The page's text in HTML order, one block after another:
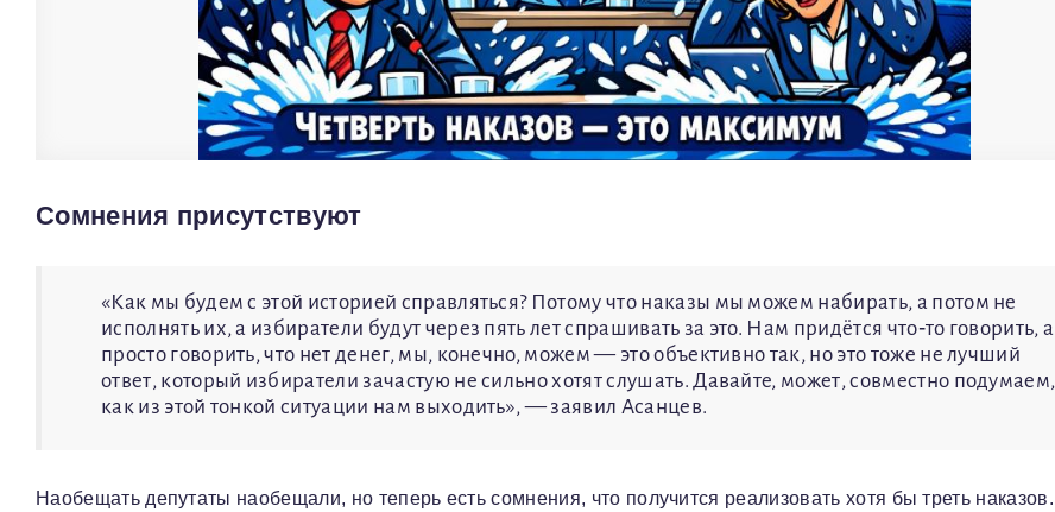
Сомнения присутствуют
«Как мы будем с этой историей справляться? Потому что наказы мы можем набирать, а потом не
исполнять их, а избиратели будут через пять лет спрашивать за это. Нам придётся что‑то говорить, а
просто говорить, что нет денег, мы, конечно, можем — это объективно так, но это тоже не лучший
ответ, который избиратели зачастую не сильно хотят слушать. Давайте, может, совместно подумаем,
как из этой тонкой ситуации нам выходить», — заявил Асанцев.
Наобещать депутаты наобещали, но теперь есть сомнения, что получится реализовать хотя бы треть наказов.